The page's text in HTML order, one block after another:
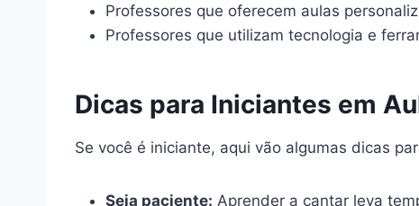
Professores que oferecem aulas
Professores que utilizam tecnologia e
Dicas para Iniciantes em
Se você é iniciante, aqui vão algumas dicas
Seja paciente: Aprender a cantar leva